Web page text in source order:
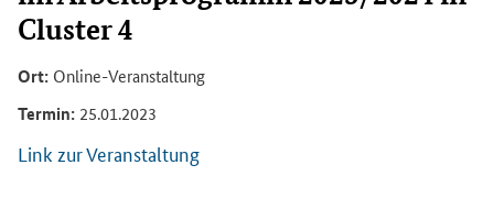
Cluster 4
Ort: Online-Veranstaltung
Termin: 25.01.2023
Link zur Veranstaltung